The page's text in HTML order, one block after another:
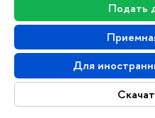
Подать
Для